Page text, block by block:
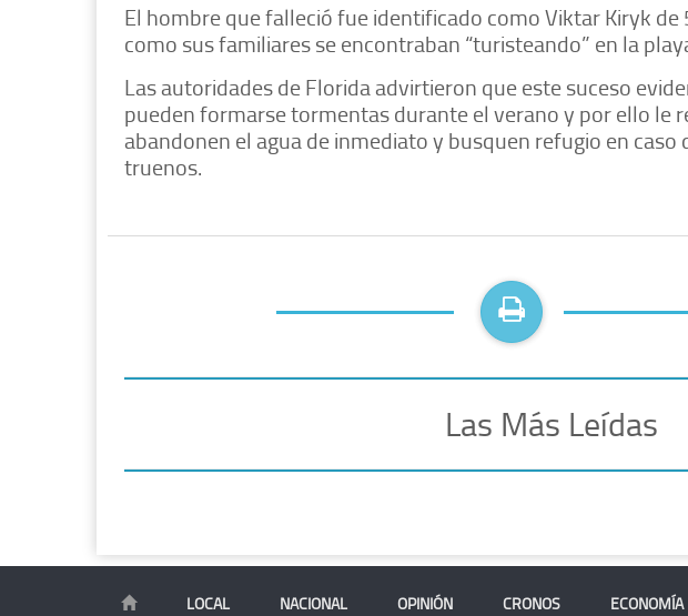
El hombre que falleció fue identificado como Viktar Kiryk de
como sus familiares se encontraban “turisteando” en la
Las autoridades de Florida advirtieron que este suceso
pueden formarse tormentas durante el verano y por ello le
abandonen el agua de inmediato y busquen refugio en caso
truenos.
Las Más Leídas
LOCAL NACIONAL OPINIÓN CRONOS ECONOMÍA